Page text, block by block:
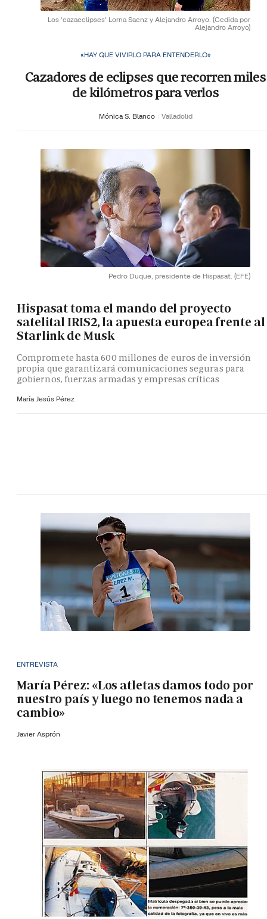
Los 'cazaeclipses' Lorna Saenz y Alejandro Arroyo. (Cedida por
Alejandro Arroyo)
«HAY QUE VIVIRLO PARA ENTENDERLO»
Cazadores de eclipses que recorren miles
de kilómetros para verlos
Mónica S. Blanco Valladolid
Pedro Duque, presidente de Hispasat. (EFE)
Hispasat toma el mando del proyecto
satelital IRIS2, la apuesta europea frente al
Starlink de Musk
Compromete hasta 600 millones de euros de inversión
propia que garantizará comunicaciones seguras para
gobiernos, fuerzas armadas y empresas críticas
María Jesús Pérez
ENTREVISTA
María Pérez: «Los atletas damos todo por
nuestro país y luego no tenemos nada a
cambio»
Javier Asprón